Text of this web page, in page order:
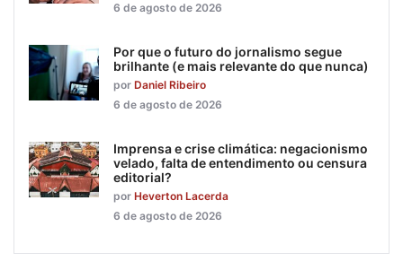
6 de agosto de 2026
Por que o futuro do jornalismo segue
brilhante (e mais relevante do que nunca)
por Daniel Ribeiro
6 de agosto de 2026
Imprensa e crise climática: negacionismo
velado, falta de entendimento ou censura
editorial?
por Heverton Lacerda
6 de agosto de 2026